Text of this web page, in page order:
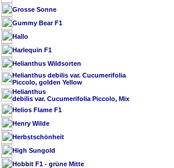
Grosse Sonne
Gummy Bear F1
Hallo
Harlequin F1
Helianthus Wildsorten
Helianthus debilis var. Cucumerifolia
Piccolo, golden Yellow
Helianthus
debilis var. Cucumerifolia Piccolo, Mix
Helios Flame F1
Henry Wilde
Herbstschönheit
High Sungold
Hobbit F1 - grüne Mitte